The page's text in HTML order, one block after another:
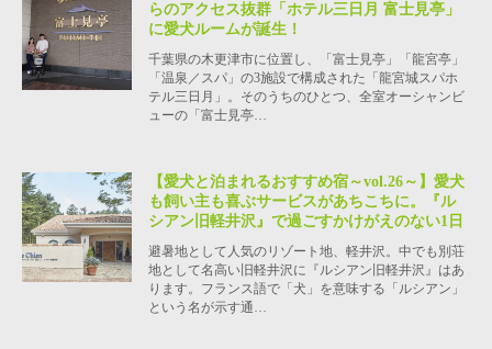
らのアクセス抜群「ホテル三日月 富士見亭」
に愛犬ルームが誕生！
千葉県の木更津市に位置し、「富士見亭」「龍宮亭」
「温泉／スパ」の3施設で構成された「龍宮城スパホ
テル三日月」。そのうちのひとつ、全室オーシャンビ
ューの「富士見亭…
【愛犬と泊まれるおすすめ宿～vol.26～】愛犬
も飼い主も喜ぶサービスがあちこちに。『ル
シアン旧軽井沢』で過ごすかけがえのない1日
避暑地として人気のリゾート地、軽井沢。中でも別荘
地として名高い旧軽井沢に『ルシアン旧軽井沢』はあ
ります。フランス語で「犬」を意味する「ルシアン」
という名が示す通…